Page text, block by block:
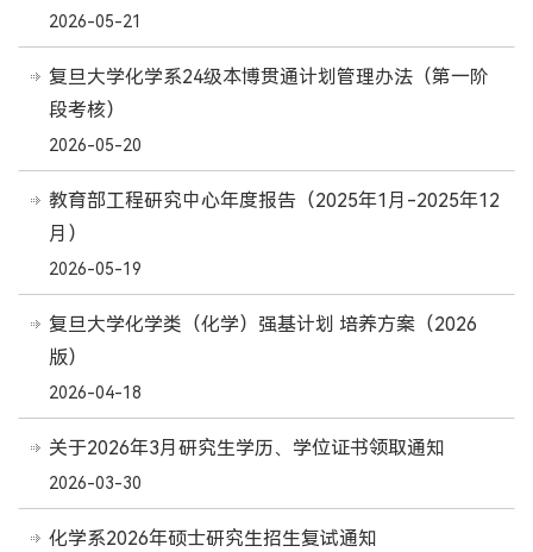
2026-05-21
复旦大学化学系24级本博贯通计划管理办法（第一阶
段考核）
2026-05-20
教育部工程研究中心年度报告（2025年1月-2025年12
月）
2026-05-19
复旦大学化学类（化学）强基计划 培养方案（2026
版）
2026-04-18
关于2026年3月研究生学历、学位证书领取通知
2026-03-30
化学系2026年硕士研究生招生复试通知